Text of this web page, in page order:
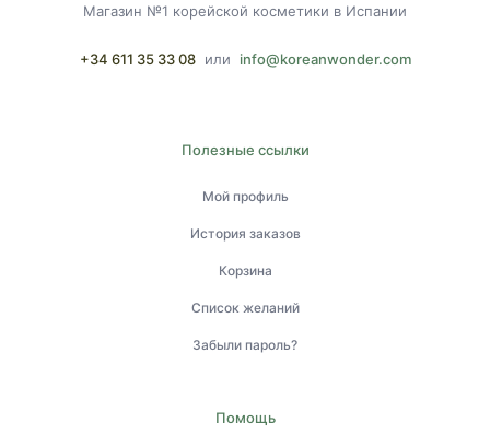
Магазин №1 корейской косметики в Испании
+34 611 35 33 08 или info@koreanwonder.com
Полезные ссылки
Мой профиль
История заказов
Корзина
Список желаний
Забыли пароль?
Помощь